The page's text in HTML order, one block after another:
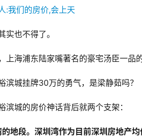
实也不得了。
上海浦东陆家嘴著名的豪宅汤臣一品
滨城挂牌30万的勇气，是梁静茹吗？
滨城的房价神话背后就两个支架：
的地段。深圳湾作为目前深圳房地产